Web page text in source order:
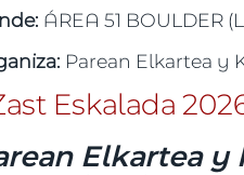
ÁREA 51 BOULDER
Parean Elkartea y
Elkartea y